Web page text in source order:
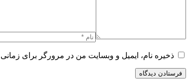
ذخیره نام، ایمیل و وبسایت من در مرورگر برای